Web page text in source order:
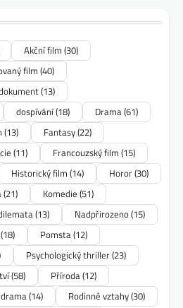
Akční film (30)
film (40)
(13)
dospívání(18) Drama(61)
(13) Fantasy(22)
(11) Francouzský film (15)
Historický film (14) Horor(30)
(21) Komedie (51)
(13) Nadpřirozeno(15)
(18) Pomsta(12)
Psychologický thriller(23)
(58) Příroda(12)
(14) Rodinné vztahy(30)